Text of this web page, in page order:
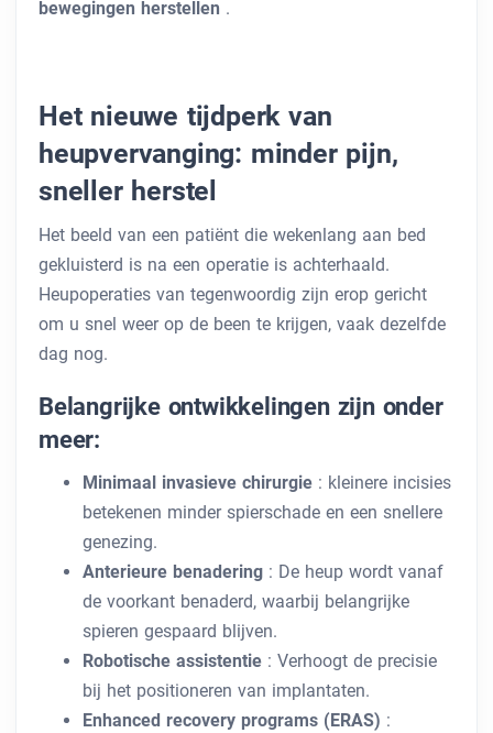
bewegingen herstellen .
Het nieuwe tijdperk van
heupvervanging: minder pijn,
sneller herstel
Het beeld van een patiënt die wekenlang aan bed
gekluisterd is na een operatie is achterhaald.
Heupoperaties van tegenwoordig zijn erop gericht
om u snel weer op de been te krijgen, vaak dezelfde
dag nog.
Belangrijke ontwikkelingen zijn onder
meer:
Minimaal invasieve chirurgie : kleinere incisies
betekenen minder spierschade en een snellere
genezing.
Anterieure benadering : De heup wordt vanaf
de voorkant benaderd, waarbij belangrijke
spieren gespaard blijven.
Robotische assistentie : Verhoogt de precisie
bij het positioneren van implantaten.
Enhanced recovery programs (ERAS) :